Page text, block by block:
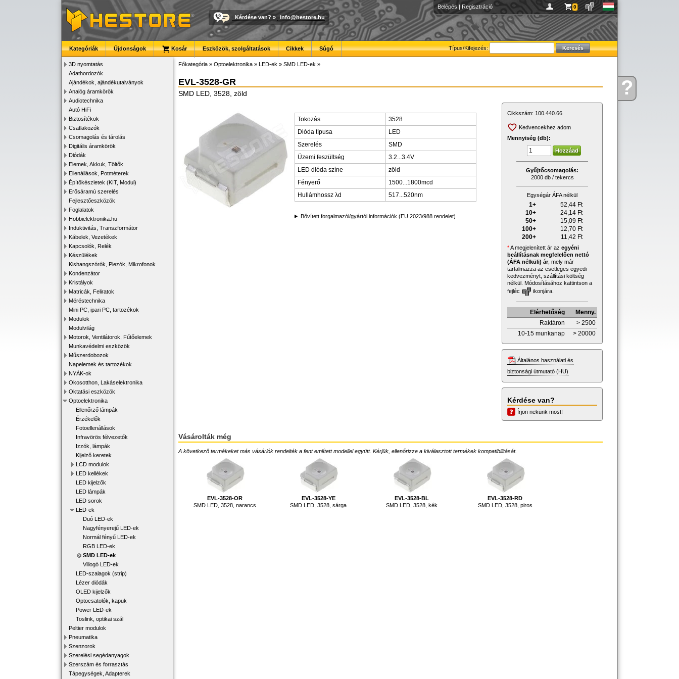
Kérdése?
Belépés | Regisztráció 0
Kérdése van? » info@hestore.hu
Típus/Kifejezés:
Kategóriák Újdonságok Kosár Eszközök, szolgáltatások Cikkek Súgó
3D nyomtatás
Adathordozók
Ajándékok, ajándékutalványok
Analóg áramkörök
Audiotechnika
Autó HiFi
Biztosítékok
Csatlakozók
Csomagolás és tárolás
Digitális áramkörök
Diódák
Elemek, Akkuk, Töltők
Ellenállások, Potméterek
Építőkészletek (KIT, Modul)
Erősáramú szerelés
Fejlesztőeszközök
Foglalatok
Hobbielektronika.hu
Induktivitás, Transzformátor
Kábelek, Vezetékek
Kapcsolók, Relék
Készülékek
Kishangszórók, Piezók, Mikrofonok
Kondenzátor
Kristályok
Matricák, Feliratok
Méréstechnika
Mini PC, ipari PC, tartozékok
Modulok
Modulvilág
Motorok, Ventilátorok, Fűtőelemek
Munkavédelmi eszközök
Műszerdobozok
Napelemek és tartozékok
NYÁK-ok
Okosotthon, Lakáselektronika
Oktatási eszközök
Optoelektronika
Ellenőrző lámpák
Érzékelők
Fotoellenállások
Infravörös félvezetők
Izzók, lámpák
Kijelző keretek
LCD modulok
LED kellékek
LED kijelzők
LED lámpák
LED sorok
LED-ek
Duó LED-ek
Nagyfényerejű LED-ek
Normál fényű LED-ek
RGB LED-ek
SMD LED-ek
Villogó LED-ek
LED-szalagok (strip)
Lézer diódák
OLED kijelzők
Optocsatolók, kapuk
Power LED-ek
Toslink, optikai szál
Peltier modulok
Pneumatika
Szenzorok
Szerelési segédanyagok
Szerszám és forrasztás
Tápegységek, Adapterek
Főkategória » Optoelektronika » LED-ek » SMD LED-ek »
EVL-3528-GR
SMD LED, 3528, zöld
Tokozás
3528
Dióda típusa
LED
Szerelés
SMD
Üzemi feszültség
3.2...3.4V
LED dióda színe
zöld
Fényerő
1500...1800mcd
Hullámhossz λd
517...520nm
Bővített forgalmazói/gyártói információk (EU 2023/988 rendelet)
Cikkszám: 100.440.66
Kedvencekhez adom
Mennyiség (db):
Gyűjtőcsomagolás:
2000 db / tekercs
Egységár ÁFA nélkül
1+ 52,44 Ft
10+
24,14 Ft
50+
15,09 Ft
100+
12,70 Ft
200+
11,42 Ft
*A megjelenített ár az egyéni
beállításnak megfelelően nettó
(ÁFA nélküli) ár, mely már
tartalmazza az esetleges egyedi
kedvezményt, szállítási költség
nélkül. Módosításához kattintson a
fejléc
ikonjára.
Elérhetőség
Menny.
Raktáron
> 2500
10-15 munkanap
> 20000
Általános használati és
biztonsági útmutató (HU)
Kérdése van?
Írjon nekünk most!
Vásárolták még
A következő termékeket más vásárlók rendelték a fent említett modellel együtt. Kérjük, ellenőrizze a kiválasztott termékek kompatibilitását.
EVL-3528-OR
SMD LED, 3528, narancs
EVL-3528-YE
SMD LED, 3528, sárga
EVL-3528-BL
SMD LED, 3528, kék
EVL-3528-RD
SMD LED, 3528, piros